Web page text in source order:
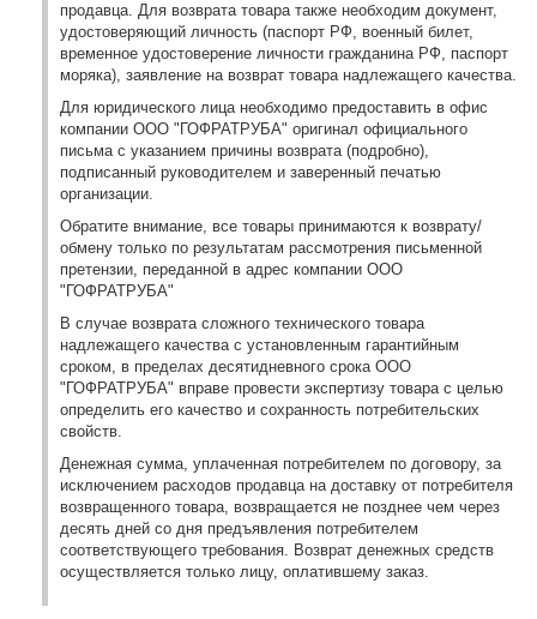
продавца. Для возврата товара также необходим документ,
удостоверяющий личность (паспорт РФ, военный билет,
временное удостоверение личности гражданина РФ, паспорт
моряка), заявление на возврат товара надлежащего качества.
Для юридического лица необходимо предоставить в офис
компании ООО "ГОФРАТРУБА" оригинал официального
письма с указанием причины возврата (подробно),
подписанный руководителем и заверенный печатью
организации.
Обратите внимание, все товары принимаются к возврату/
обмену только по результатам рассмотрения письменной
претензии, переданной в адрес компании ООО
"ГОФРАТРУБА"
В случае возврата сложного технического товара
надлежащего качества с установленным гарантийным
сроком, в пределах десятидневного срока ООО
"ГОФРАТРУБА" вправе провести экспертизу товара с целью
определить его качество и сохранность потребительских
свойств.
Денежная сумма, уплаченная потребителем по договору, за
исключением расходов продавца на доставку от потребителя
возвращенного товара, возвращается не позднее чем через
десять дней со дня предъявления потребителем
соответствующего требования. Возврат денежных средств
осуществляется только лицу, оплатившему заказ.